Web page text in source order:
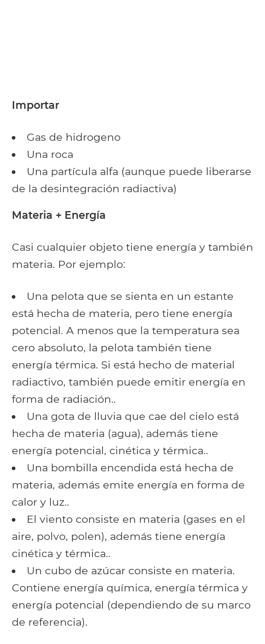
Importar
Gas de hidrogeno
Una roca
Una partícula alfa (aunque puede liberarse
de la desintegración radiactiva)
Materia + Energía
Casi cualquier objeto tiene energía y también
materia. Por ejemplo:
Una pelota que se sienta en un estante
está hecha de materia, pero tiene energía
potencial. A menos que la temperatura sea
cero absoluto, la pelota también tiene
energía térmica. Si está hecho de material
radiactivo, también puede emitir energía en
forma de radiación..
Una gota de lluvia que cae del cielo está
hecha de materia (agua), además tiene
energía potencial, cinética y térmica..
Una bombilla encendida está hecha de
materia, además emite energía en forma de
calor y luz..
El viento consiste en materia (gases en el
aire, polvo, polen), además tiene energía
cinética y térmica..
Un cubo de azúcar consiste en materia.
Contiene energía química, energía térmica y
energía potencial (dependiendo de su marco
de referencia).